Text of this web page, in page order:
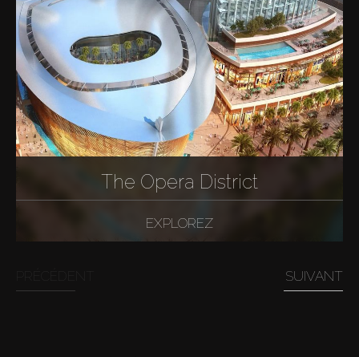
The Opera District
EXPLOREZ
SUIVANT